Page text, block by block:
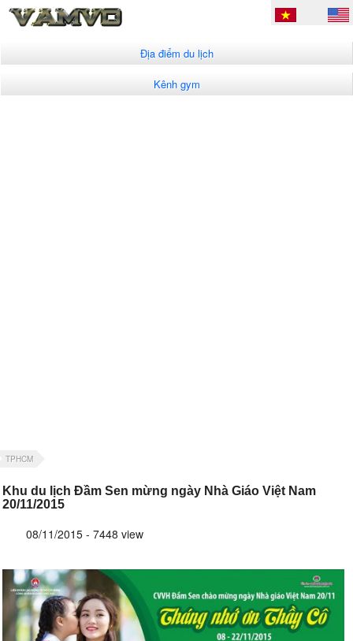
Địa điểm du lịch
Kênh gym
TPHCM
Khu du lịch Đầm Sen mừng ngày Nhà Giáo Việt Nam
20/11/2015
08/11/2015 - 7448 view